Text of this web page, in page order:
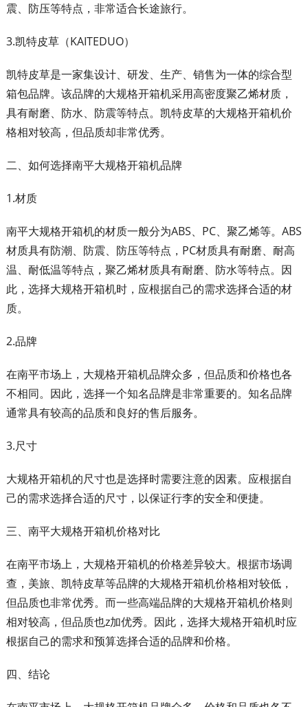
震、防压等特点，非常适合长途旅行。
3.凯特皮草（KAITEDUO）
凯特皮草是一家集设计、研发、生产、销售为一体的综合型
箱包品牌。该品牌的大规格开箱机采用高密度聚乙烯材质，
具有耐磨、防水、防震等特点。凯特皮草的大规格开箱机价
格相对较高，但品质却非常优秀。
二、如何选择南平大规格开箱机品牌
1.材质
南平大规格开箱机的材质一般分为ABS、PC、聚乙烯等。ABS
材质具有防潮、防震、防压等特点，PC材质具有耐磨、耐高
温、耐低温等特点，聚乙烯材质具有耐磨、防水等特点。因
此，选择大规格开箱机时，应根据自己的需求选择合适的材
质。
2.品牌
在南平市场上，大规格开箱机品牌众多，但品质和价格也各
不相同。因此，选择一个知名品牌是非常重要的。知名品牌
通常具有较高的品质和良好的售后服务。
3.尺寸
大规格开箱机的尺寸也是选择时需要注意的因素。应根据自
己的需求选择合适的尺寸，以保证行李的安全和便捷。
三、南平大规格开箱机价格对比
在南平市场上，大规格开箱机的价格差异较大。根据市场调
查，美旅、凯特皮草等品牌的大规格开箱机价格相对较低，
但品质也非常优秀。而一些高端品牌的大规格开箱机价格则
相对较高，但品质也z加优秀。因此，选择大规格开箱机时应
根据自己的需求和预算选择合适的品牌和价格。
四、结论